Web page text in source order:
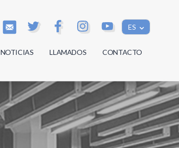
ES
NOTICIAS LLAMADOS CONTACTO